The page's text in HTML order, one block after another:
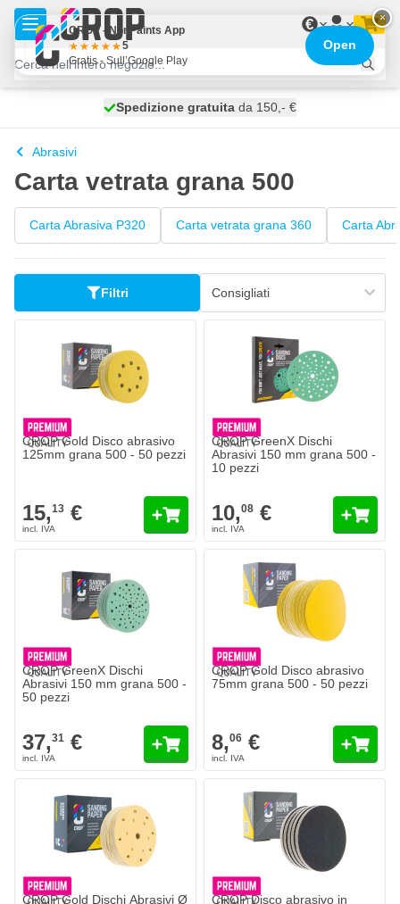
Salta al contenuto
€
spedito oggi
Spedizione gratuita da 150,- €
100 giorni
Abrasivi
Carta vetrata grana 500
Carta Abrasiva P320 Carta vetrata grana 360 Carta
Filtri
CROP Gold Disco abrasivo
125mm grana 500 - 50 pezzi
15,13 €
CROP GreenX Dischi
Abrasivi 150 mm grana 500 -
10 pezzi
10,08 €
CROP GreenX Dischi
Abrasivi 150 mm grana 500 -
50 pezzi
37,31 €
CROP Gold Disco abrasivo
75mm grana 500 - 50 pezzi
8,06 €
CROP Gold Dischi Abrasivi Ø
CROP Disco abrasivo in
×
CROP - NonPaints App
5
Gratis - Sull’Google Play
Open